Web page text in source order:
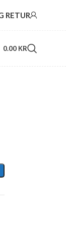
RETUR
0.00 KR